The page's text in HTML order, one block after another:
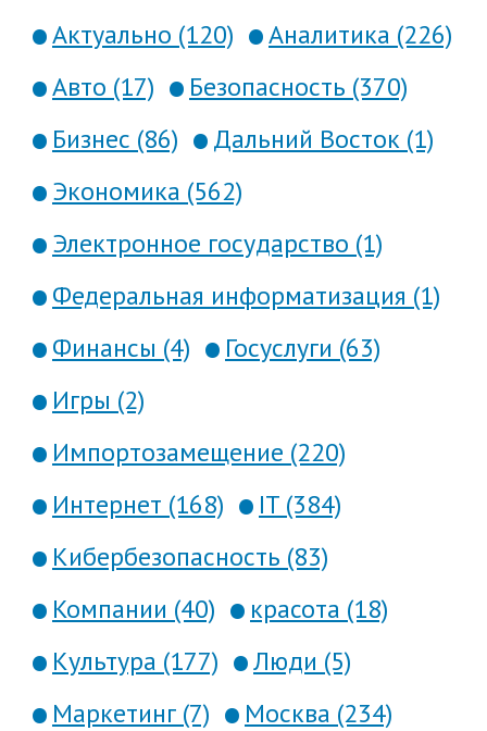
Актуально (120)
Аналитика (226)
Авто (17)
Безопасность (370)
Бизнес (86)
Дальний Восток (1)
Экономика (562)
Электронное государство (1)
Федеральная информатизация (1)
Финансы (4)
Госуслуги (63)
Игры (2)
Импортозамещение (220)
Интернет (168)
IT (384)
Кибербезопасность (83)
Компании (40)
красота (18)
Культура (177)
Люди (5)
Маркетинг (7)
Москва (234)